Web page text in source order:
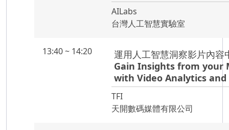
AILabs
台灣人工智慧實驗室
13:40 ~ 14:20
運用人工智慧洞察影片內
Gain Insights from your
with Video Analytics and
TFI
天開數碼媒體有限公司